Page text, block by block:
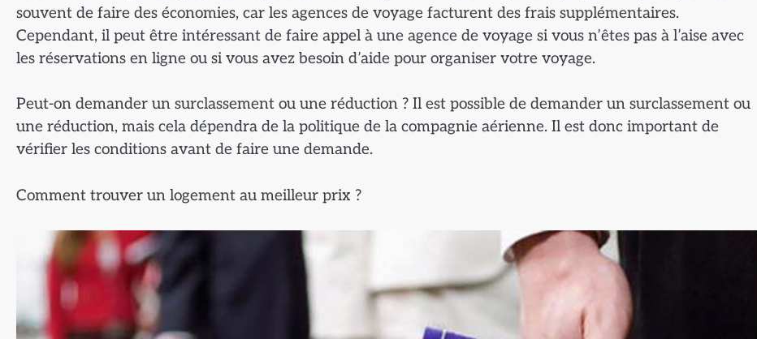
souvent de faire des économies, car les agences de voyage facturent des frais supplémentaires.
Cependant, il peut être intéressant de faire appel à une agence de voyage si vous n’êtes pas à l’aise avec
les réservations en ligne ou si vous avez besoin d’aide pour organiser votre voyage.
Peut-on demander un surclassement ou une réduction ? Il est possible de demander un surclassement ou
une réduction, mais cela dépendra de la politique de la compagnie aérienne. Il est donc important de
vérifier les conditions avant de faire une demande.
Comment trouver un logement au meilleur prix ?